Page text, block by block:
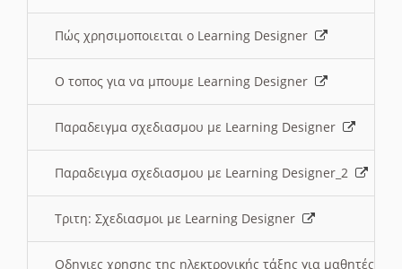
Πώς χρησιμοποιειται ο Learning Designer
O τοπος για να μπουμε Learning Designer
Παραδειγμα σχεδιασμου με Learning Designer
Παραδειγμα σχεδιασμου με Learning Designer_2
Τριτη: Σχεδιασμοι με Learning Designer
Οδηγιες χρησης της ηλεκτρονικής τάξης για μαθητές